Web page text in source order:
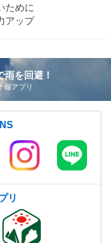
ために
アップ
雨を回避！
アプリ
リ